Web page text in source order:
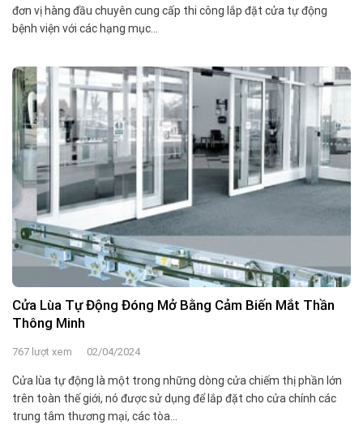
đơn vị hàng đầu chuyên cung cấp thi công lắp đặt cửa tự động
bệnh viện với các hạng mục...
Cửa Lùa Tự Động Đóng Mở Bằng Cảm Biến Mắt Thần
Thông Minh
767 lượt xem 02/04/2024
Cửa lùa tự động là một trong những dòng cửa chiếm thị phần lớn
trên toàn thế giới, nó được sử dụng để lắp đặt cho cửa chính các
trung tâm thương mại, các tòa...